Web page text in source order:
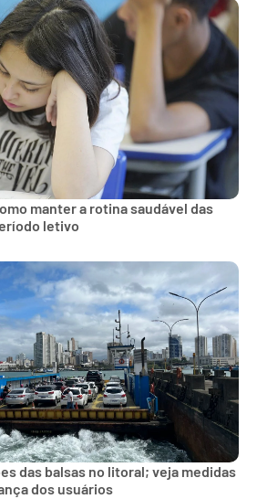
manter a rotina saudável das
letivo
das balsas no litoral; veja medidas
dos usuários